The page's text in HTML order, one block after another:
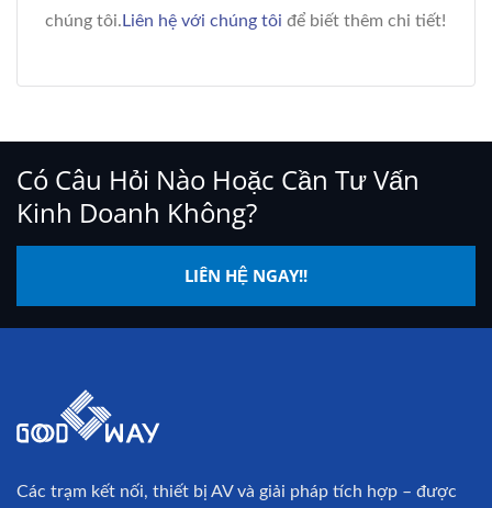
chúng tôi.Liên hệ với chúng tôi để biết thêm chi tiết!
Có Câu Hỏi Nào Hoặc Cần Tư Vấn
Kinh Doanh Không?
LIÊN HỆ NGAY!!
Các trạm kết nối, thiết bị AV và giải pháp tích hợp – được